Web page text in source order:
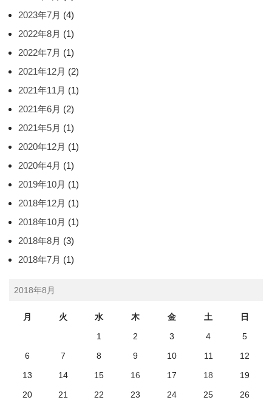
2023年7月 (4)
2022年8月 (1)
2022年7月 (1)
2021年12月 (2)
2021年11月 (1)
2021年6月 (2)
2021年5月 (1)
2020年12月 (1)
2020年4月 (1)
2019年10月 (1)
2018年12月 (1)
2018年10月 (1)
2018年8月 (3)
2018年7月 (1)
2018年8月
月 火 水 木 金 土
日
1
2 3 4
5
6
7 8 9 10 11
12
13
14 15 16 17 18
19
20
21 22 23 24 25
26